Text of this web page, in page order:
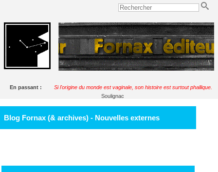
En passant :
Si l'origine du monde est vaginale, son histoire est surtout phallique.
Soulignac
Blog Fornax (& archives) - Nouvelles externes